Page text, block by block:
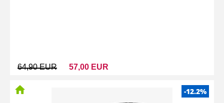
64,90 EUR 57,00 EUR
-12.2%